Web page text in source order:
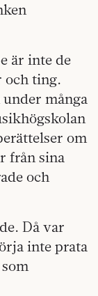
är inte de
och ting.
många
om
från sina
och
Då var
inte prata